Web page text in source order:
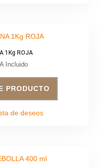
1Kg ROJA
Incluido
PRODUCTO
de deseos